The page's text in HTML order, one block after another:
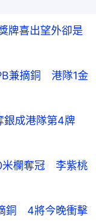
牌喜出望外卻是
兼摘銅 港隊1金
銀成港隊第4牌
米欄奪冠 李紫桃
銅 4將今晚衝擊